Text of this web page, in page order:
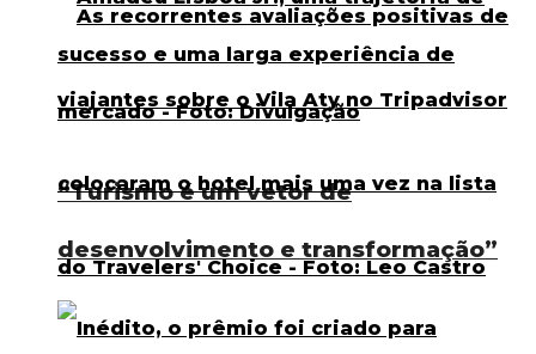
“Turismo é um vetor de
desenvolvimento e transformação”